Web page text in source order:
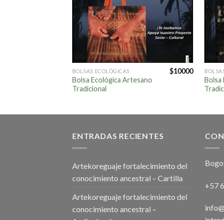
BOLSAS ECOLÓGICAS
Bolsa Ecológica Artesano
Tradicional
$10000
Bolsa
ENTRADAS RECIENTES
Artekoreguaje fortalecimiento del
conocimiento ancestral – Cartilla
Artekoreguaje fortalecimiento del
conocimiento ancestral –
+57